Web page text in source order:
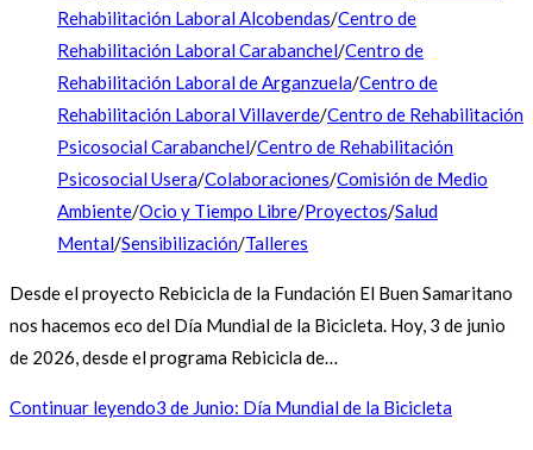
Rehabilitación Laboral Alcobendas/Centro de
Rehabilitación Laboral Carabanchel/Centro de
Rehabilitación Laboral de Arganzuela/Centro de
Rehabilitación Laboral Villaverde/Centro de Rehabilitación
Psicosocial Carabanchel/Centro de Rehabilitación
Psicosocial Usera/Colaboraciones/Comisión de Medio
Ambiente/Ocio y Tiempo Libre/Proyectos/Salud
Mental/Sensibilización/Talleres
Desde el proyecto Rebicicla de la Fundación El Buen Samaritano
nos hacemos eco del Día Mundial de la Bicicleta. Hoy, 3 de junio
de 2026, desde el programa Rebicicla de…
Continuar leyendo3 de Junio: Día Mundial de la Bicicleta